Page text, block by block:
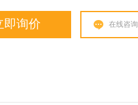
即询价 在线咨询